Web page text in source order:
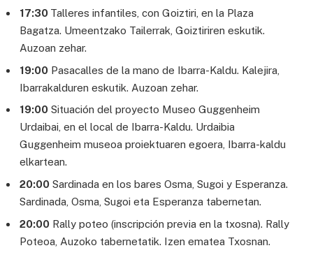
17:30 Talleres infantiles, con Goiztiri, en la Plaza
Bagatza. Umeentzako Tailerrak, Goiztiriren eskutik.
Auzoan zehar.
19:00 Pasacalles de la mano de Ibarra-Kaldu. Kalejira,
Ibarrakalduren eskutik. Auzoan zehar.
19:00 Situación del proyecto Museo Guggenheim
Urdaibai, en el local de Ibarra-Kaldu. Urdaibia
Guggenheim museoa proiektuaren egoera, Ibarra-kaldu
elkartean.
20:00 Sardinada en los bares Osma, Sugoi y Esperanza.
Sardinada, Osma, Sugoi eta Esperanza tabernetan.
20:00 Rally poteo (inscripción previa en la txosna). Rally
Poteoa, Auzoko tabernetatik. Izen ematea Txosnan.